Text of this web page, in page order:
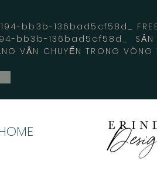
bb3b-136bad5cf58d_
bb3b-136bad5cf58d_ SẢN
VẬN CHUYỂN TRONG